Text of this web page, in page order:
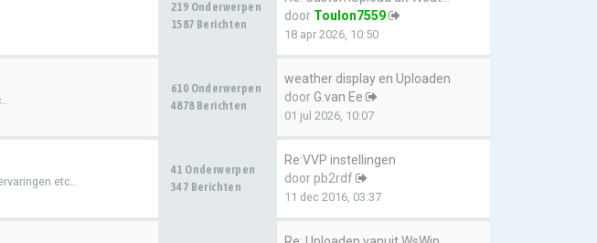
219 Onderwerpen
1587 Berichten
door Toulon7559
18 apr 2026, 10:50
610 Onderwerpen
4878 Berichten
weather display en Uploaden
doorG.van Ee
01 jul 2026, 10:07
etc..
41 Onderwerpen
347 Berichten
Re:VVP instellingen
doorpb2rdf
11 dec 2016, 03:37